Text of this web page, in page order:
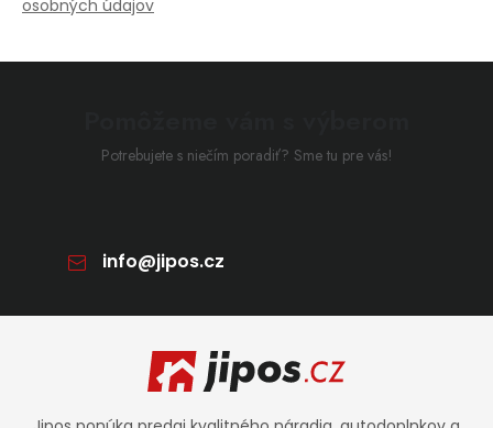
osobných údajov
Potrebujete s niečím poradiť? Sme tu pre vás!
info@jipos.cz